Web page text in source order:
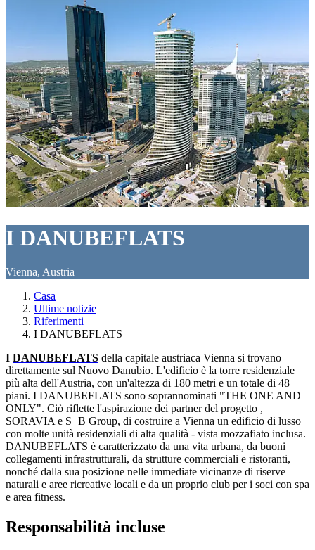
I DANUBEFLATS
Vienna, Austria
Casa
Ultime notizie
Riferimenti
I DANUBEFLATS
I DANUBEFLATS della capitale austriaca Vienna si trovano
direttamente sul Nuovo Danubio. L'edificio è la torre residenziale
più alta dell'Austria, con un'altezza di 180 metri e un totale di 48
piani. I DANUBEFLATS sono soprannominati "THE ONE AND
ONLY". Ciò riflette l'aspirazione dei partner del progetto ,
SORAVIAe S+B Group, di costruire a Vienna un edificio di lusso
con molte unità residenziali di alta qualità - vista mozzafiato inclusa.
DANUBEFLATS è caratterizzato da una vita urbana, da buoni
collegamenti infrastrutturali, da strutture commerciali e ristoranti,
nonché dalla sua posizione nelle immediate vicinanze di riserve
naturali e aree ricreative locali e da un proprio club per i soci con spa
e area fitness.
Responsabilità incluse